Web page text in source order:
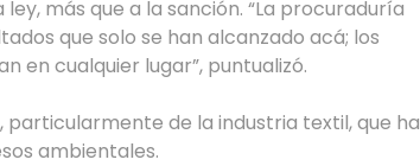
más que a la sanción. “La procuraduría
que solo se han alcanzado acá; los
en cualquier lugar”, puntualizó.
de la industria textil, que ha
ambientales.